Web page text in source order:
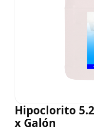
Hipoclorito
x Galón